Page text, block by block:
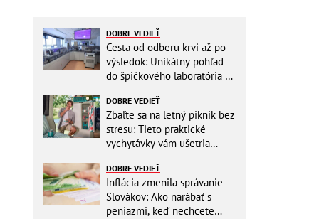
DOBRE VEDIEŤ
Cesta od odberu krvi až po
výsledok: Unikátny pohľad
do špičkového laboratória na
DOBRE VEDIEŤ
Zbaľte sa na letný piknik bez
stresu: Tieto praktické
vychytávky vám ušetria
DOBRE VEDIEŤ
Inflácia zmenila správanie
Slovákov: Ako narábať s
peniazmi, keď nechcete